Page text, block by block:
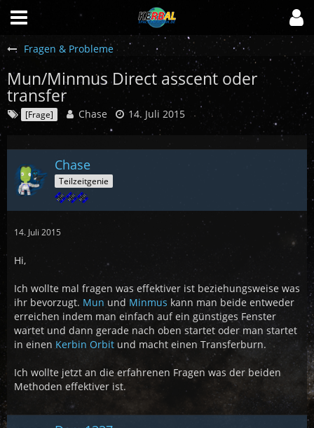
Fragen & Probleme
Mun/Minmus Direct asscent oder
transfer
[Frage] Chase 14. Juli 2015
Chase
Teilzeitgenie
14. Juli 2015
Hi,
Ich wollte mal fragen was effektiver ist beziehungsweise was
ihr bevorzugt. Mun und Minmus kann man beide entweder
erreichen indem man einfach auf ein günstiges Fenster
wartet und dann gerade nach oben startet oder man startet
in einen Kerbin Orbit und macht einen Transferburn.
Ich wollte jetzt an die erfahrenen Fragen was der beiden
Methoden effektiver ist.